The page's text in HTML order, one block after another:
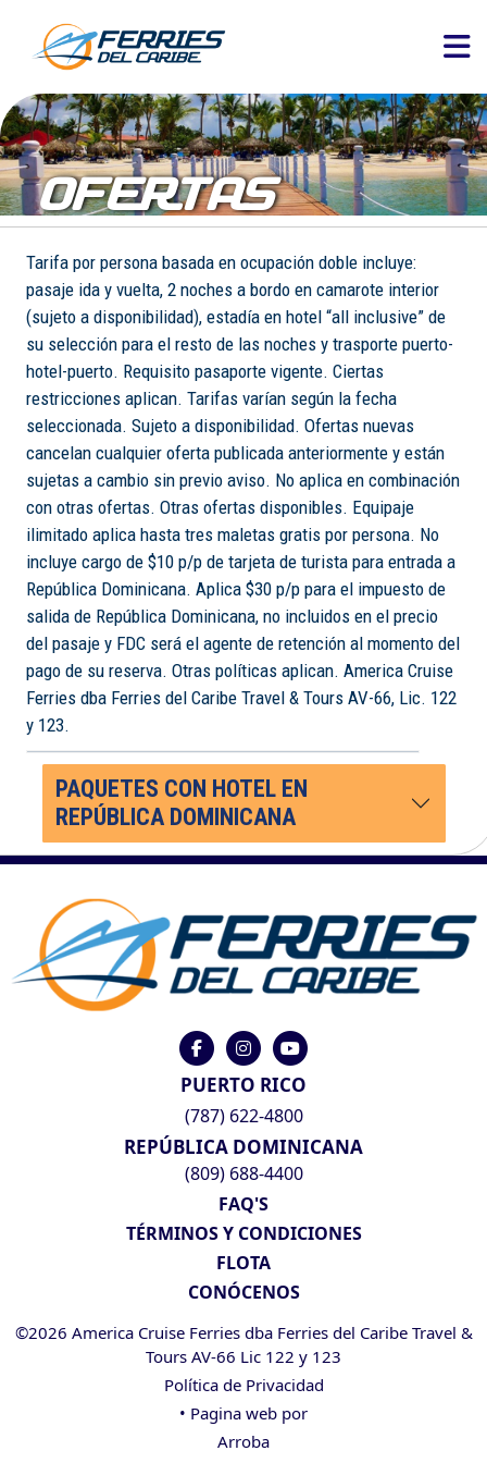
OFERTAS
Tarifa por persona basada en ocupación doble incluye:
pasaje ida y vuelta, 2 noches a bordo en camarote interior
(sujeto a disponibilidad), estadía en hotel “all inclusive” de
su selección para el resto de las noches y trasporte puerto-
hotel-puerto. Requisito pasaporte vigente. Ciertas
restricciones aplican. Tarifas varían según la fecha
seleccionada. Sujeto a disponibilidad. Ofertas nuevas
cancelan cualquier oferta publicada anteriormente y están
sujetas a cambio sin previo aviso. No aplica en combinación
con otras ofertas. Otras ofertas disponibles. Equipaje
ilimitado aplica hasta tres maletas gratis por persona. No
incluye cargo de $10 p/p de tarjeta de turista para entrada a
República Dominicana. Aplica $30 p/p para el impuesto de
salida de República Dominicana, no incluidos en el precio
del pasaje y FDC será el agente de retención al momento del
pago de su reserva. Otras políticas aplican. America Cruise
Ferries dba Ferries del Caribe Travel & Tours AV-66, Lic. 122
y 123.
PAQUETES CON HOTEL EN
REPÚBLICA DOMINICANA
PUERTO RICO
(787) 622-4800
REPÚBLICA DOMINICANA
(809) 688-4400
FAQ'S
TÉRMINOS Y CONDICIONES
FLOTA
CONÓCENOS
©2026 America Cruise Ferries dba Ferries del Caribe Travel &
Tours AV-66 Lic 122 y 123
Política de Privacidad
• Pagina web por
Arroba